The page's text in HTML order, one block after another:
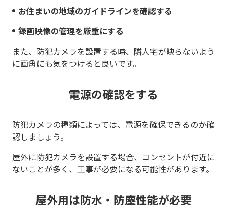
お住まいの地域のガイドラインを確認する
録画映像の管理を厳重にする
また、防犯カメラを設置する時、隣人宅が映らないよう
に画角にも気をつけると良いです。
電源の確認をする
防犯カメラの種類によっては、電源を確保できるのか確
認しましょう。
屋外に防犯カメラを設置する場合、コンセントが付近に
ないことが多く、工事が必要になる可能性があります。
屋外用は防水・防塵性能が必要